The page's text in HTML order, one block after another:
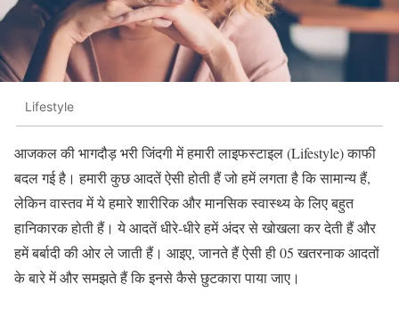
Lifestyle
आजकल की भागदौड़ भरी जिंदगी में हमारी लाइफस्टाइल (Lifestyle) काफी
बदल गई है। हमारी कुछ आदतें ऐसी होती हैं जो हमें लगता है कि सामान्य हैं,
लेकिन वास्तव में ये हमारे शारीरिक और मानसिक स्वास्थ्य के लिए बहुत
हानिकारक होती हैं। ये आदतें धीरे-धीरे हमें अंदर से खोखला कर देती हैं और
हमें बर्बादी की ओर ले जाती हैं। आइए, जानते हैं ऐसी ही 05 खतरनाक आदतों
के बारे में और समझते हैं कि इनसे कैसे छुटकारा पाया जाए।